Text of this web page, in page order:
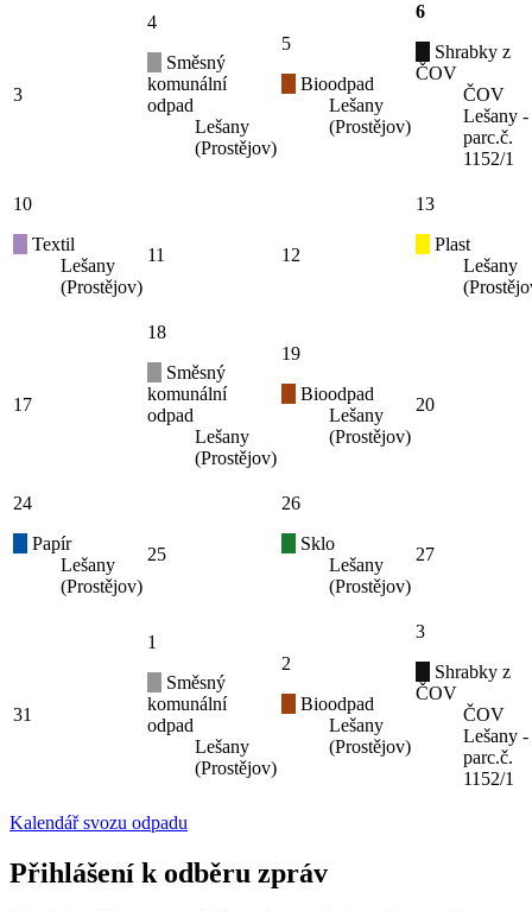
3
4
Směsný
komunální
odpad
Lešany
(Prostějov)
5
Bioodpad
Lešany
(Prostějov)
6
Shrabky z
ČOV
ČOV
Lešany -
parc.č.
1152/1
10
Textil
Lešany
(Prostějov)
11 12
13
Plast
Lešany
17
18
Směsný
komunální
odpad
Lešany
(Prostějov)
19
Bioodpad
Lešany
(Prostějov)
20
24
Papír
Lešany
(Prostějov)
25
26
Sklo
Lešany
(Prostějov)
27
31
1
Směsný
komunální
odpad
Lešany
(Prostějov)
2
Bioodpad
Lešany
(Prostějov)
3
Shrabky z
ČOV
ČOV
Lešany -
parc.č.
1152/1
Kalendář svozu odpadu
Přihlášení k odběru zpráv